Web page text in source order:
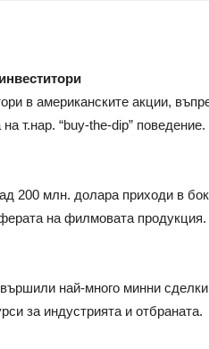
в американските акции,
т.нар. “buy-the-dip” поведение.
200 млн. долара приходи в
на филмовата продукция.
най-много минни
за индустрията и отбраната.